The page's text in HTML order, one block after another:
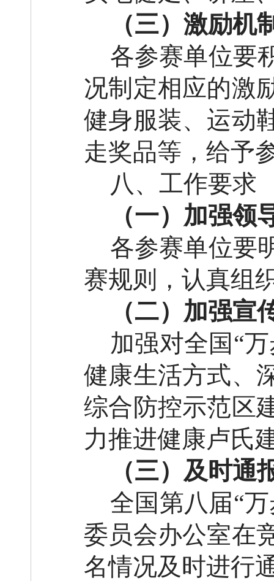
（三） 激励机
各参赛单位要
况制定相应的激
健身服装、运动
走奖品等 ， 给予
八 、工作要求
（一）加强领
各参赛单位要
赛规则，认真组
（二）加强宣
加强对全国 “
健康生活方式、
综合防控示范区
力推进健康卢氏
（三） 及时通
全国第八 届“
委员会办公室在
名情况及时进行